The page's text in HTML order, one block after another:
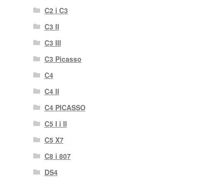
C2 i C3
C3 II
C3 III
C3 Picasso
C4
C4 II
C4 PICASSO
C5 I i II
C5 X7
C8 i 807
DS4